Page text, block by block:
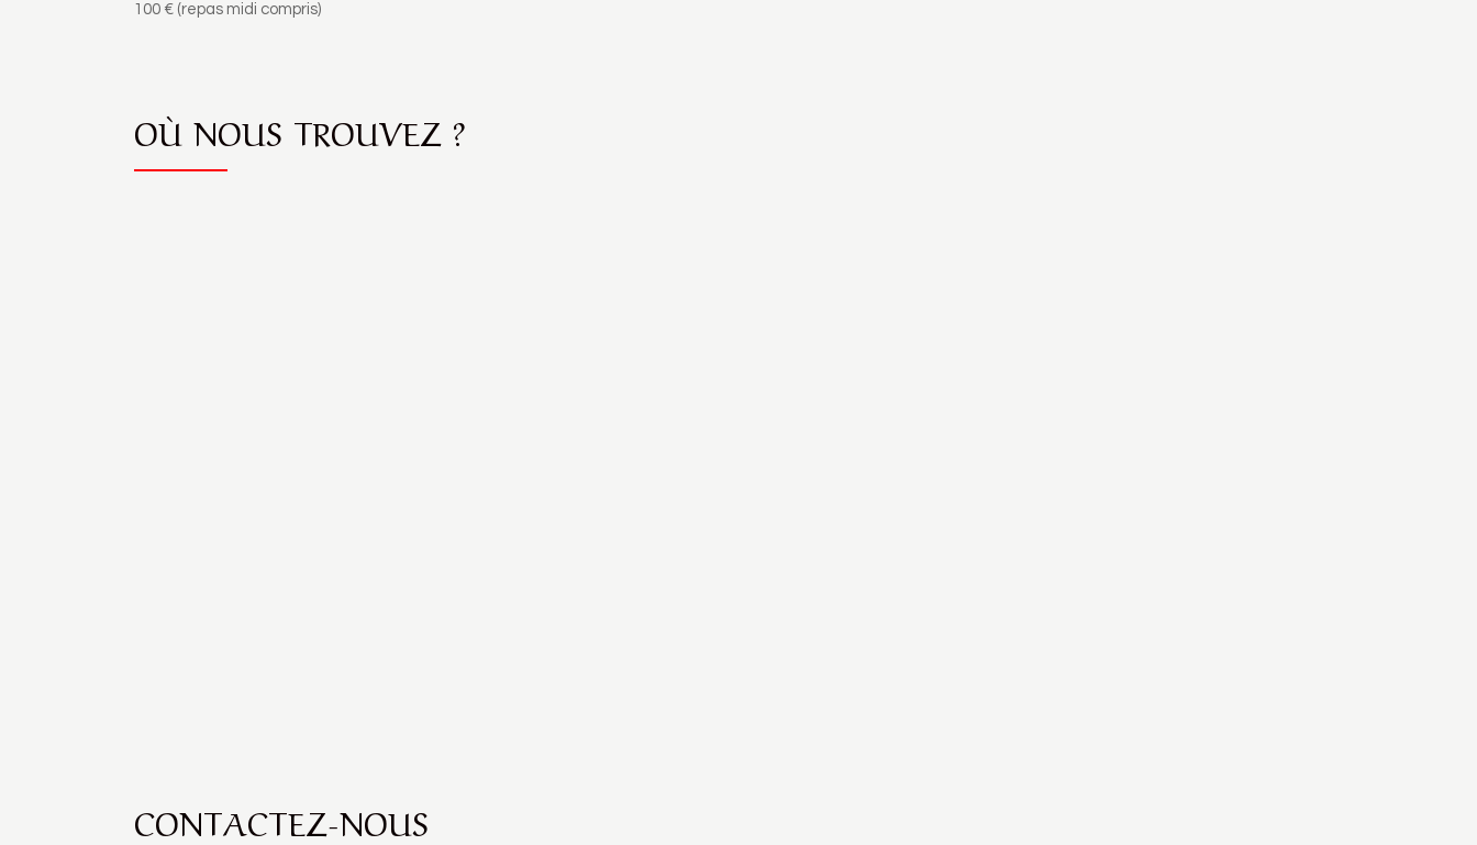
100 € (repas midi compris)
OÙ NOUS TROUVEZ ?
CONTACTEZ-NOUS